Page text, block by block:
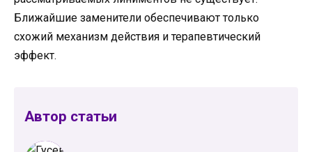
Ближайшие заменители обеспечивают только
схожий механизм действия и терапевтический
эффект.
Автор статьи